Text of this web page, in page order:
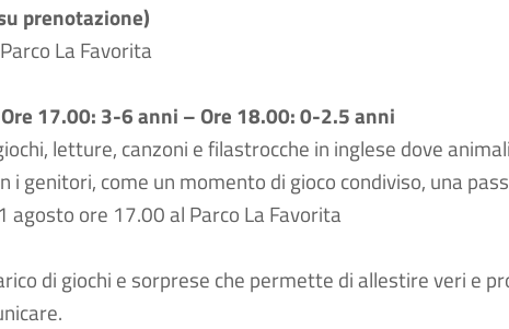
prenotazione)
La Favorita
17.00: 3-6 anni – Ore 18.00: 0-2.5 anni
letture, canzoni e filastrocche in inglese dove
i genitori, come un momento di gioco condiviso, una
agosto ore 17.00 al Parco La Favorita
di giochi e sorprese che permette di allestire veri e